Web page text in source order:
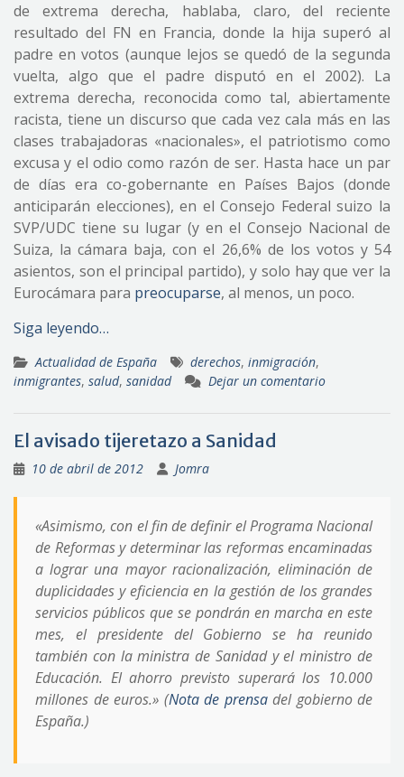
de extrema derecha, hablaba, claro, del reciente
resultado del FN en Francia, donde la hija superó al
padre en votos (aunque lejos se quedó de la segunda
vuelta, algo que el padre disputó en el 2002). La
extrema derecha, reconocida como tal, abiertamente
racista, tiene un discurso que cada vez cala más en las
clases trabajadoras «nacionales», el patriotismo como
excusa y el odio como razón de ser. Hasta hace un par
de días era co-gobernante en Países Bajos (donde
anticiparán elecciones), en el Consejo Federal suizo la
SVP/UDC tiene su lugar (y en el Consejo Nacional de
Suiza, la cámara baja, con el 26,6% de los votos y 54
asientos, son el principal partido), y solo hay que ver la
Eurocámara para preocuparse, al menos, un poco.
Siga leyendo…
Actualidad de España derechos, inmigración,
inmigrantes, salud, sanidad Dejar un comentario
El avisado tijeretazo a Sanidad
10 de abril de 2012 Jomra
«Asimismo, con el fin de definir el Programa Nacional
de Reformas y determinar las reformas encaminadas
a lograr una mayor racionalización, eliminación de
duplicidades y eficiencia en la gestión de los grandes
servicios públicos que se pondrán en marcha en este
mes, el presidente del Gobierno se ha reunido
también con la ministra de Sanidad y el ministro de
Educación. El ahorro previsto superará los 10.000
millones de euros.» (Nota de prensadel gobierno de
España.)